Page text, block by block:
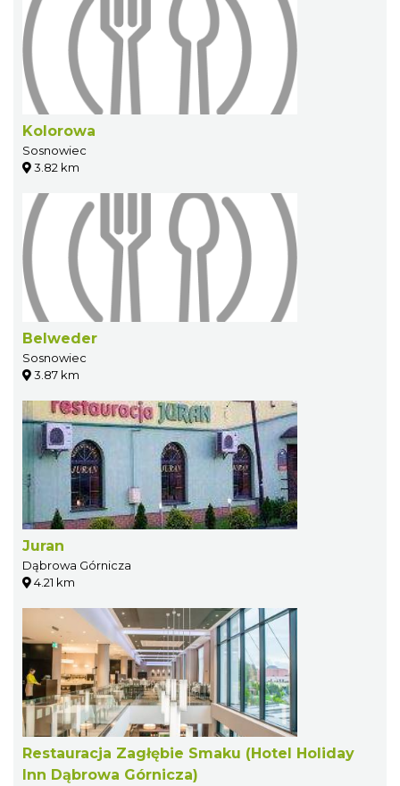
Kolorowa
Sosnowiec
3.82 km
Belweder
Sosnowiec
3.87 km
Juran
Dąbrowa Górnicza
4.21 km
Restauracja Zagłębie Smaku (Hotel Holiday
Inn Dąbrowa Górnicza)